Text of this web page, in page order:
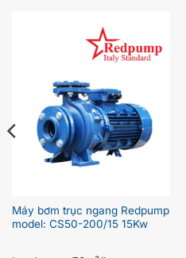
Máy bơm trục ngang Redpump
model: CS50-200/15 15Kw